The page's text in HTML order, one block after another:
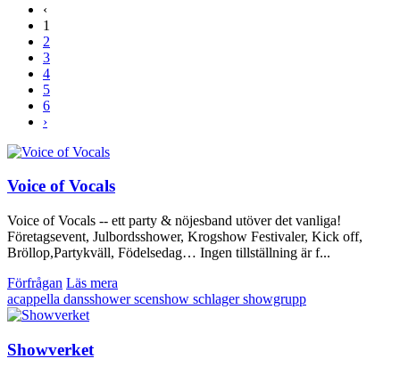
‹
1
2
3
4
5
6
›
Voice of Vocals
Voice of Vocals -- ett party & nöjesband utöver det vanliga!
Företagsevent, Julbordsshower, Krogshow Festivaler, Kick off,
Bröllop,Partykväll, Födelsedag… Ingen tillställning är f...
Förfrågan Läs mera
acappella dansshowerscenshow schlagershowgrupp
Showverket